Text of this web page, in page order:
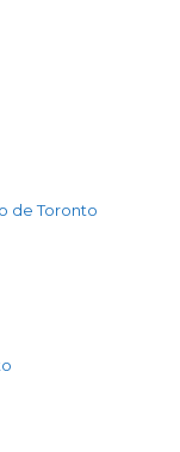
de Toronto